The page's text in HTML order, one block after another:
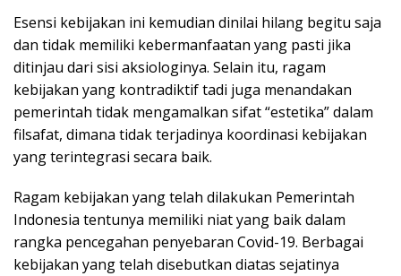
Esensi kebijakan ini kemudian dinilai hilang begitu saja
dan tidak memiliki kebermanfaatan yang pasti jika
ditinjau dari sisi aksiologinya. Selain itu, ragam
kebijakan yang kontradiktif tadi juga menandakan
pemerintah tidak mengamalkan sifat “estetika” dalam
filsafat, dimana tidak terjadinya koordinasi kebijakan
yang terintegrasi secara baik.
Ragam kebijakan yang telah dilakukan Pemerintah
Indonesia tentunya memiliki niat yang baik dalam
rangka pencegahan penyebaran Covid-19. Berbagai
kebijakan yang telah disebutkan diatas sejatinya